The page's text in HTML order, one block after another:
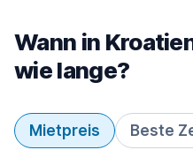
Wann in
wie lange?
Mietpreis Beste